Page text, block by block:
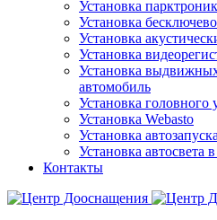
Установка
Установка
Установка
Установка
Установка
автомобиль
Установка головного
Установка Webasto
Установка автозапуска
Установка автосвета
Контакты